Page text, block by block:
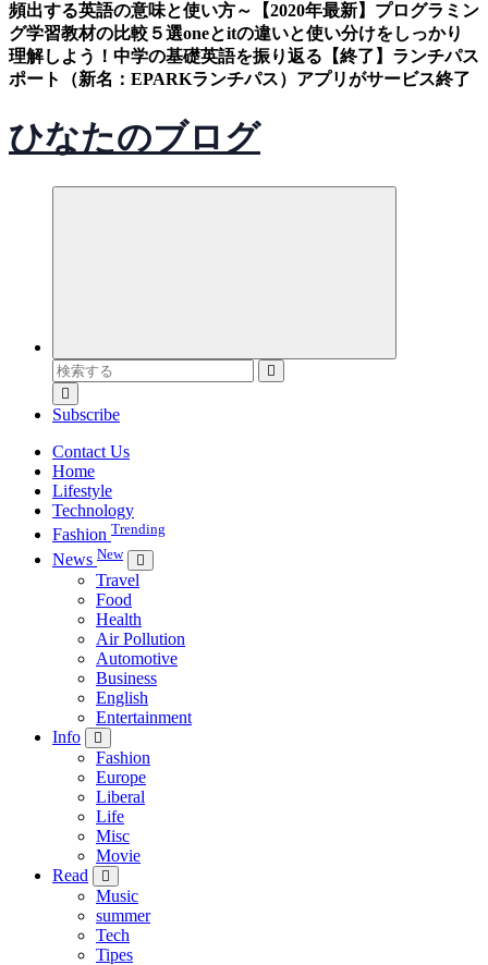
頻出する英語の意味と使い方～
【2020年最新】プログラミン
グ学習教材の比較５選oneとitの違いと使い分けをしっかり
理解しよう！中学の基礎英語を振り返る 【終了】ランチパス
ポート（新名：EPARKランチパス）アプリがサービス終了
ひなたのブログ
検
索
対
Subscribe
Contact Us
Home
Lifestyle
Technology
Fashion Trending
News New
Travel
Food
Health
Air Pollution
Automotive
Business
English
Entertainment
Info
Fashion
Europe
Liberal
Life
Misc
Movie
Read
Music
summer
Tech
Tipes